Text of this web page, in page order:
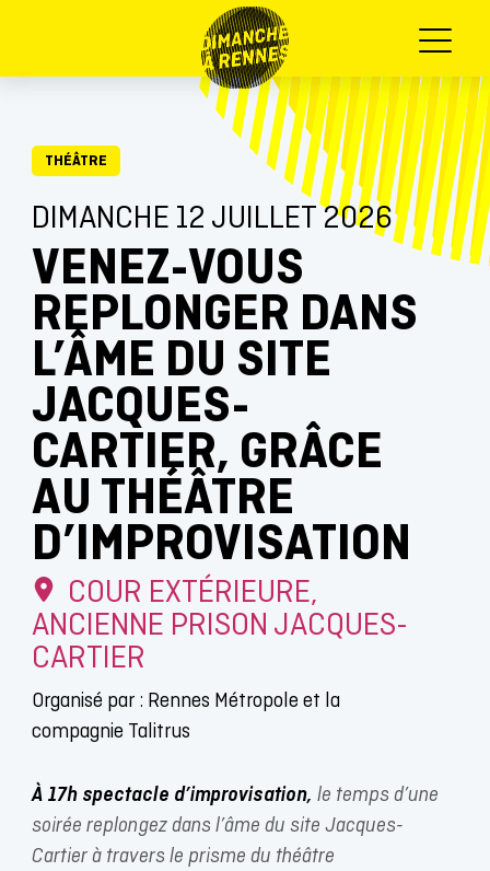
Menu
THÉÂTRE
DIMANCHE 12 JUILLET 2026
VENEZ-VOUS
REPLONGER DANS
L’ÂME DU SITE
JACQUES-
CARTIER, GRÂCE
AU THÉÂTRE
D’IMPROVISATION
COUR EXTÉRIEURE,
ANCIENNE PRISON JACQUES-
CARTIER
Organisé par : Rennes Métropole et la
compagnie Talitrus
À 17h spectacle d’improvisation, le temps d’une
soirée replongez dans l’âme du site Jacques-
Cartier à travers le prisme du théâtre